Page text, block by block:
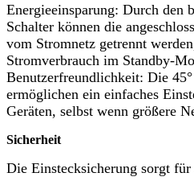
Energieeinsparung: Durch den
Schalter können die
vom Stromnetz getrennt
Stromverbrauch im Standby-
Benutzerfreundlichkeit: Die
ermöglichen ein einfaches
Geräten, selbst wenn größere
Sicherheit
Die Einstecksicherung sorgt